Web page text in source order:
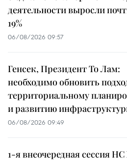
деятельности выросли
19%
06/08/2026 09:57
Генсек, Президент То Лам:
необходимо обновить
территориальному
и развитию
06/08/2026 09:49
1-я внеочередная сессия